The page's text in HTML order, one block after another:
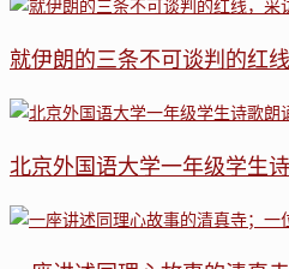
就伊朗的三条不可谈判的红
北京外国语大学一年级学生